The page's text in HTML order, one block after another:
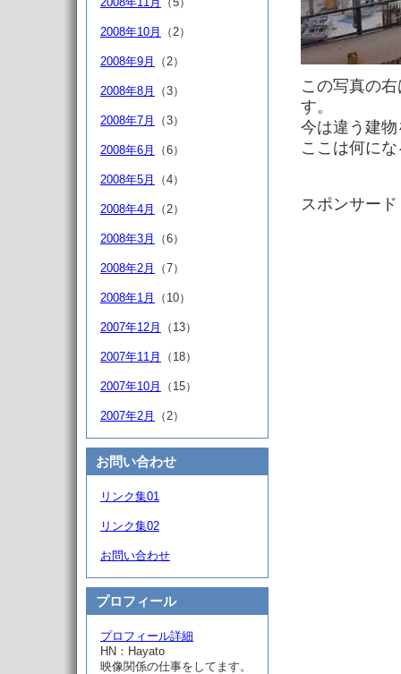
この写真の
す。
今は違う建
ここは何に
スポンサー
2008年10月 （2）
2008年9月 （2）
2008年8月 （3）
2008年7月 （3）
2008年6月 （6）
2008年5月 （4）
2008年4月 （2）
2008年3月 （6）
2008年2月 （7）
2008年1月 （10）
2007年12月 （13）
2007年11月 （18）
2007年10月 （15）
2007年2月 （2）
お問い合わせ
リンク集01
リンク集02
お問い合わせ
プロフィール
プロフィール詳細
HN：Hayato
映像関係の仕事をしてます。